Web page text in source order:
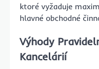
ktoré vyžaduje
hlavné obchodné
Výhody
Kancelárií